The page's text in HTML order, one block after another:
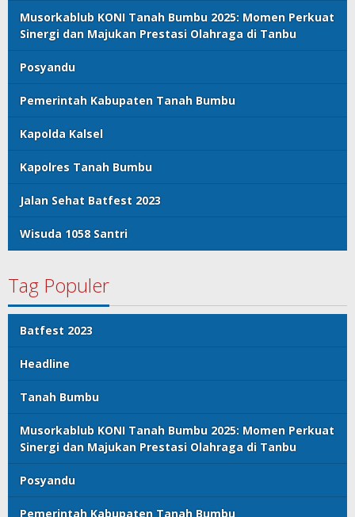
Musorkablub KONI Tanah Bumbu 2025: Momen Perkuat
Sinergi dan Majukan Prestasi Olahraga di Tanbu
Posyandu
Pemerintah Kabupaten Tanah Bumbu
Kapolda Kalsel
Kapolres Tanah Bumbu
Jalan Sehat Batfest 2023
Wisuda 1058 Santri
Tag Populer
Batfest 2023
Headline
Tanah Bumbu
Musorkablub KONI Tanah Bumbu 2025: Momen Perkuat
Sinergi dan Majukan Prestasi Olahraga di Tanbu
Posyandu
Pemerintah Kabupaten Tanah Bumbu